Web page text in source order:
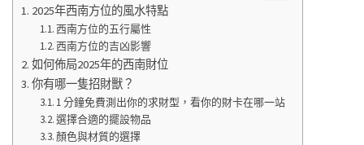
2025年西南方位的風水特點
西南方位的五行屬性
西南方位的吉凶影響
如何佈局2025年的西南財位
你有哪一隻招財獸？
1 分鐘免費測出你的求財型，看你的財卡在哪一站
選擇合適的擺設物品
顏色與材質的選擇